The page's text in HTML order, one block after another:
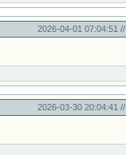
2026-04-01 07:04:51 //
2026-03-30 20:04:41 //